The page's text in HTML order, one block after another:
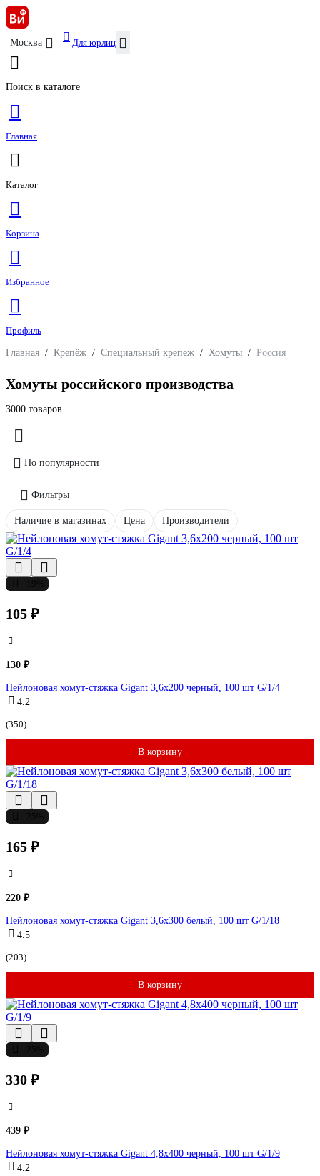
Москва Для юрлиц
Поиск в каталоге
Главная
Каталог
Корзина
Избранное
Профиль
Главная / Крепёж / Специальный крепеж / Хомуты / Россия
Хомуты российского производства
3000 товаров
По популярности
Фильтры
Наличие в магазинах Цена Производители
105 ₽
130 ₽
Нейлоновая хомут-стяжка Gigant 3,6х200 черный, 100 шт G/1/4
4.2
(350)
В корзину
165 ₽
220 ₽
Нейлоновая хомут-стяжка Gigant 3,6х300 белый, 100 шт G/1/18
4.5
(203)
В корзину
330 ₽
439 ₽
Нейлоновая хомут-стяжка Gigant 4,8х400 черный, 100 шт G/1/9
4.2